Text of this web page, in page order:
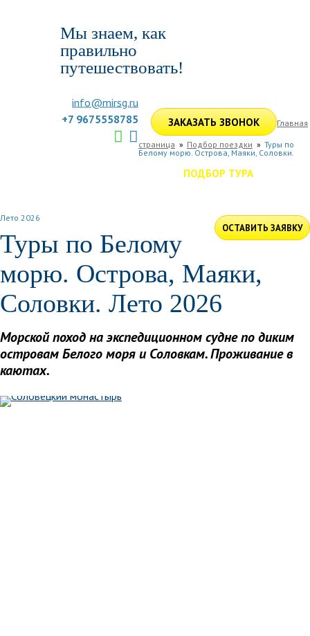
Мы знаем, как
правильно
путешествовать!
info@mirsg.ru
+7 9675558785
ЗАКАЗАТЬ ЗВОНОК
ПОДБОР ТУРА
ОСТАВИТЬ ЗАЯВКУ
Главная
страница Подбор поездки
Туры по
Белому морю. Острова, Маяки, Соловки.
Лето 2026
Туры по Белому
морю. Острова, Маяки,
Соловки. Лето 2026
Морской поход на экспедиционном судне по диким
островам Белого моря и Соловкам. Проживание в
каютах.